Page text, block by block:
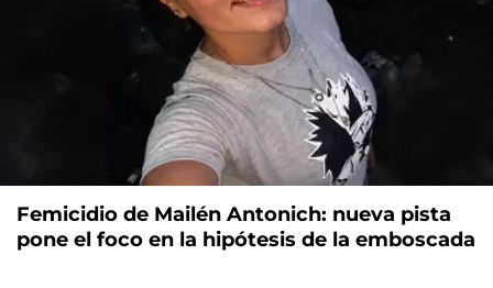
Femicidio de Mailén Antonich: nueva pista
pone el foco en la hipótesis de la emboscada